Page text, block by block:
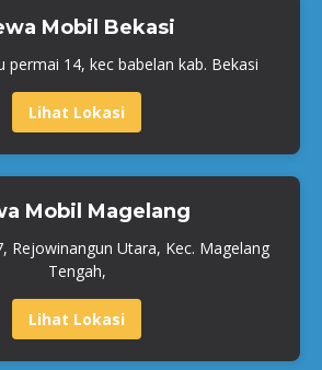
Mobil Bekasi
permai 14, kec babelan kab. Bekasi
Lihat Lokasi
Mobil Magelang
Rejowinangun Utara, Kec. Magelang
Tengah,
Lihat Lokasi